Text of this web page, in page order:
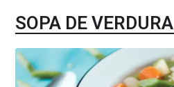
SOPA DE VERDURA